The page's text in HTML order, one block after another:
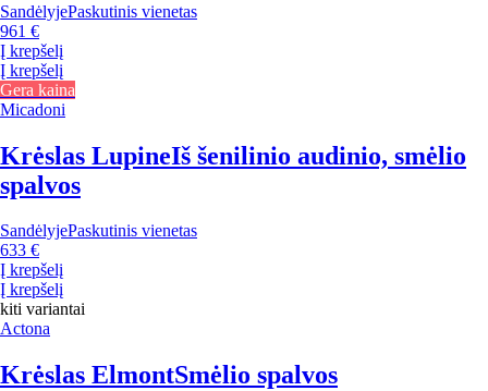
SandėlyjePaskutinis vienetas
961 €
Į krepšelį
Į krepšelį
Gera kaina
Micadoni
Krėslas LupineIš šenilinio audinio, smėlio
spalvos
SandėlyjePaskutinis vienetas
633 €
Į krepšelį
Į krepšelį
kiti variantai
Actona
Krėslas ElmontSmėlio spalvos